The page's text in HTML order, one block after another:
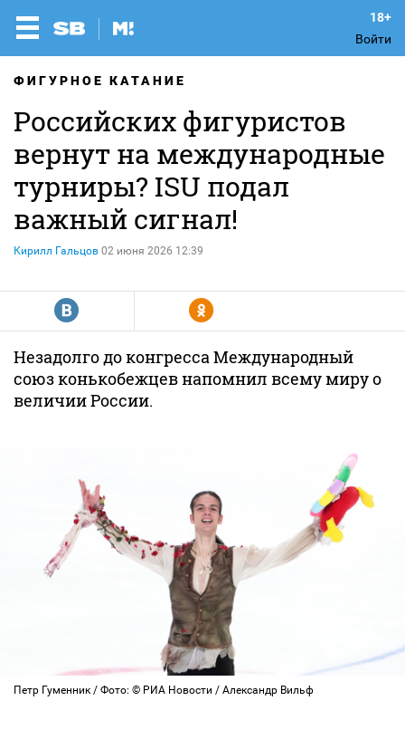
Войти
ФИГУРНОЕ КАТАНИЕ
Российских фигуристов
вернут на международные
турниры? ISU подал
важный сигнал!
Кирилл Гальцов 02 июня 2026 12:39
R Y
Незадолго до конгресса Международный
союз конькобежцев напомнил всему миру о
величии России.
Петр Гуменник / Фото: © РИА Новости / Александр Вильф